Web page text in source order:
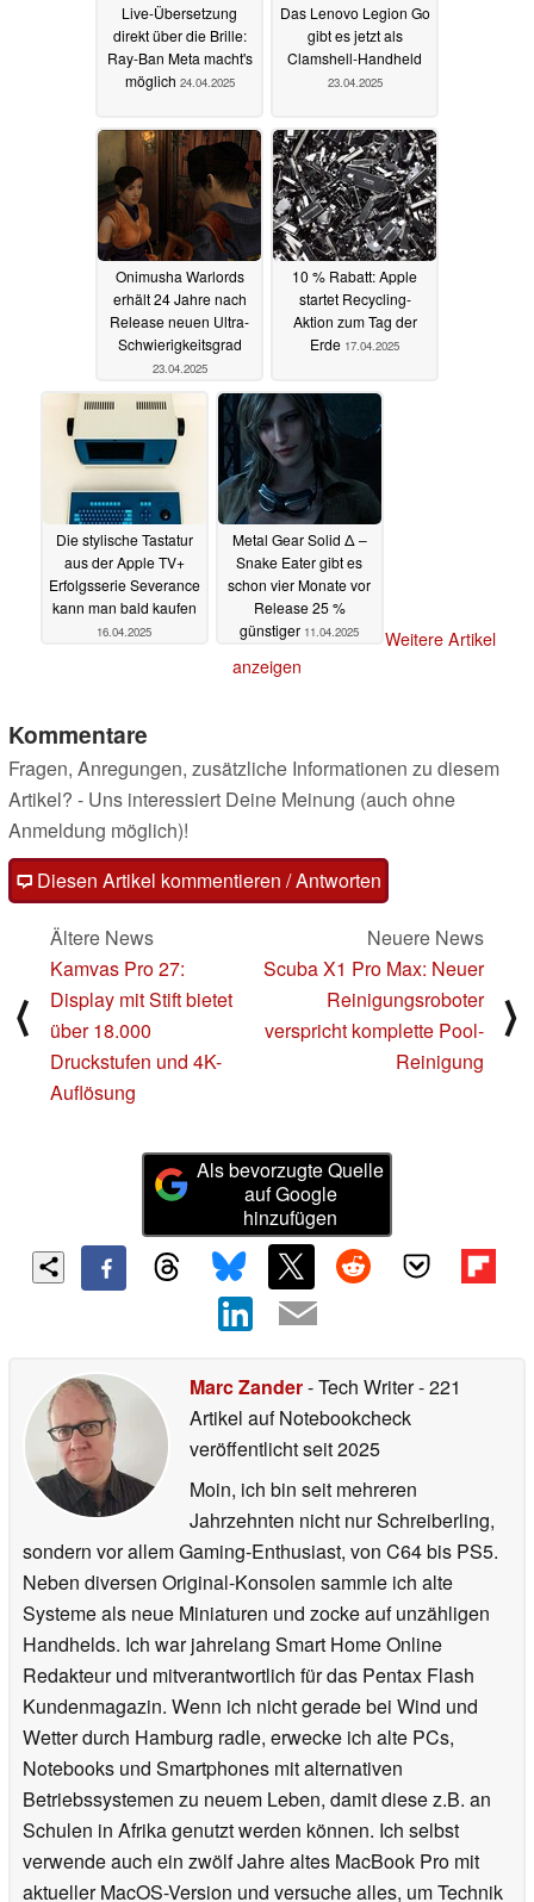
Live-Übersetzung
direkt über die Brille:
Ray-Ban Meta macht's
möglich 24.04.2025
Das Lenovo Legion Go
gibt es jetzt als
Clamshell-Handheld
23.04.2025
Onimusha Warlords
erhält 24 Jahre nach
Release neuen Ultra-
Schwierigkeitsgrad
23.04.2025
10 % Rabatt: Apple
startet Recycling-
Aktion zum Tag der
Erde 17.04.2025
Die stylische Tastatur
aus der Apple TV+
Erfolgsserie Severance
kann man bald kaufen
16.04.2025
Metal Gear Solid Δ –
Snake Eater gibt es
schon vier Monate vor
Release 25 %
günstiger 11.04.2025
Weitere Artikel
anzeigen
Kommentare
Fragen, Anregungen, zusätzliche Informationen zu diesem
Artikel? - Uns interessiert Deine Meinung (auch ohne
Anmeldung möglich)!
Diesen Artikel kommentieren / Antworten
⟨
Ältere News
Kamvas Pro 27:
Display mit Stift bietet
über 18.000
Druckstufen und 4K-
Auflösung
Neuere News
Scuba X1 Pro Max: Neuer
Reinigungsroboter
verspricht komplette Pool-
Reinigung
⟩
Als bevorzugte Quelle
auf Google
hinzufügen
Marc Zander- Tech Writer- 221
Artikel auf Notebookcheck
veröffentlichtseit 2025
Moin, ich bin seit mehreren
Jahrzehnten nicht nur Schreiberling,
sondern vor allem Gaming-Enthusiast, von C64 bis PS5.
Neben diversen Original-Konsolen sammle ich alte
Systeme als neue Miniaturen und zocke auf unzähligen
Handhelds. Ich war jahrelang Smart Home Online
Redakteur und mitverantwortlich für das Pentax Flash
Kundenmagazin. Wenn ich nicht gerade bei Wind und
Wetter durch Hamburg radle, erwecke ich alte PCs,
Notebooks und Smartphones mit alternativen
Betriebssystemen zu neuem Leben, damit diese z.B. an
Schulen in Afrika genutzt werden können. Ich selbst
verwende auch ein zwölf Jahre altes MacBook Pro mit
aktueller MacOS-Version und versuche alles, um Technik